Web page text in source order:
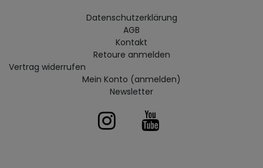
Daten­schutz­erklärung
AGB
Kontakt
Retoure anmelden
Vertrag widerrufen
Mein Konto (anmelden)
Newsletter